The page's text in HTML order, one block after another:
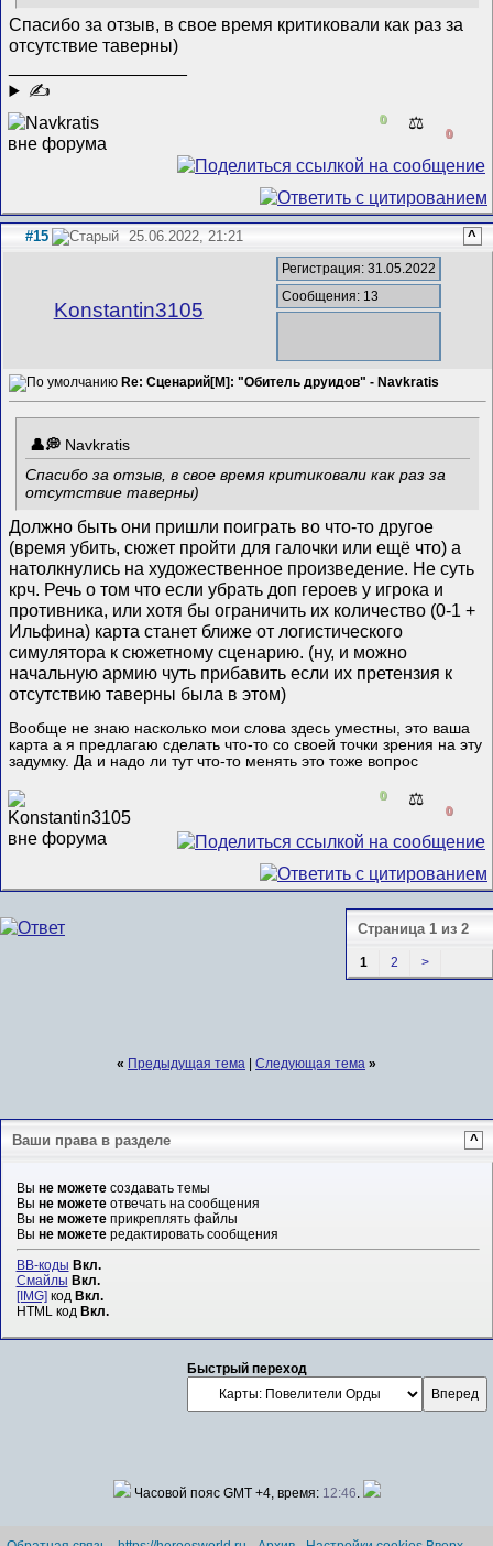
Спасибо за отзыв, в свое время критиковали как раз за
отсутствие таверны)
✍
0 ⚖️
0
#15 25.06.2022, 21:21 ^
Konstantin3105
Регистрация: 31.05.2022
Сообщения: 13
Re: Сценарий[M]: "Обитель друидов" - Navkratis
Navkratis
Спасибо за отзыв, в свое время критиковали как раз за
отсутствие таверны)
Должно быть они пришли поиграть во что-то другое
(время убить, сюжет пройти для галочки или ещё что) а
натолкнулись на художественное произведение. Не суть
крч. Речь о том что если убрать доп героев у игрока и
противника, или хотя бы ограничить их количество (0-1 +
Ильфина) карта станет ближе от логистического
симулятора к сюжетному сценарию. (ну, и можно
начальную армию чуть прибавить если их претензия к
отсутствию таверны была в этом)
Вообще не знаю насколько мои слова здесь уместны, это ваша
карта а я предлагаю сделать что-то со своей точки зрения на эту
задумку. Да и надо ли тут что-то менять это тоже вопрос
0 ⚖️
0
Страница 1 из 2
1 2 >
« Предыдущая тема | Следующая тема »
Ваши права в разделе ^
Вы не можетесоздавать темы
Вы не можетеотвечать на сообщения
Вы не можетеприкреплять файлы
Вы не можетередактировать сообщения
BB-коды Вкл.
Смайлы Вкл.
[IMG] код Вкл.
HTML код Вкл.
Быстрый переход
Часовой пояс GMT +4, время: 12:46